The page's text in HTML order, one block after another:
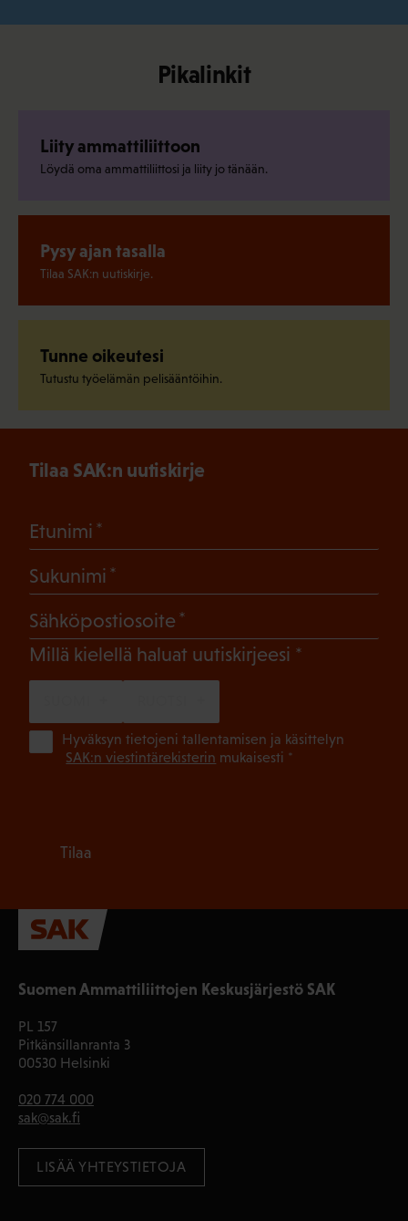
Pikalinkit
Liity ammattiliittoon
Löydä oma ammattiliittosi ja liity jo tänään.
Pysy ajan tasalla
Tilaa SAK:n uutiskirje.
Tunne oikeutesi
Tutustu työelämän pelisääntöihin.
Suomen Ammattiliittojen Keskusjärjestö SAK
PL 157
Pitkänsillanranta 3
00530 Helsinki
020 774 000
sak@sak.fi
LISÄÄ YHTEYSTIETOJA
Tilaa SAK:n uutiskirje
Etunimi
Sukunimi
Sähköpostiosoite
Millä kielellä haluat uutiskirjeesi (Pakollinen)
Hyväksyn tietojeni tallentamisen ja käsittelyn
SAK:n viestintärekisterin mukaisesti *
Tilaa